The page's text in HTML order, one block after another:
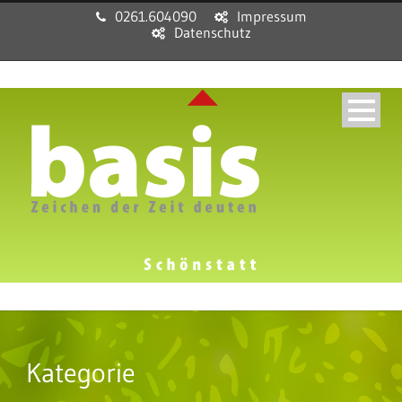
0261.604090
Impressum
Datenschutz
Kategorie